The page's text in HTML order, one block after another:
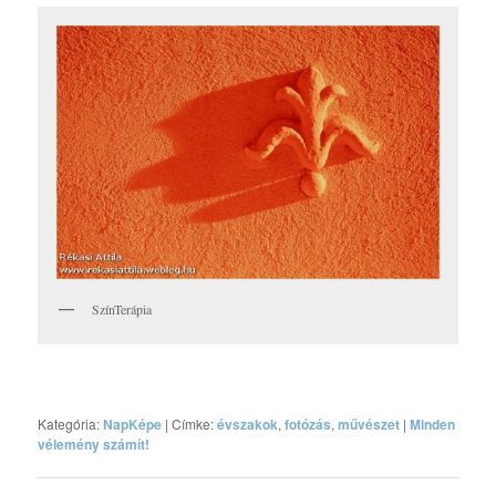
SzínTerápia
Kategória:NapKépe |Címke:évszakok,fotózás,művészet |Minden
vélemény számít!